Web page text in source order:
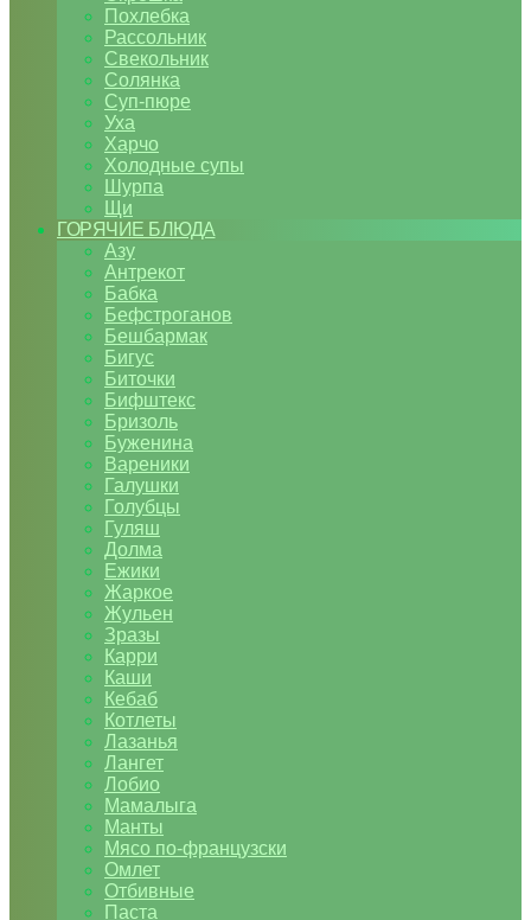
Похлебка
Рассольник
Свекольник
Солянка
Суп-пюре
Уха
Харчо
Холодные супы
Шурпа
Щи
ГОРЯЧИЕ БЛЮДА
Азу
Антрекот
Бабка
Бефстроганов
Бешбармак
Бигус
Биточки
Бифштекс
Бризоль
Буженина
Вареники
Галушки
Голубцы
Гуляш
Долма
Ежики
Жаркое
Жульен
Зразы
Карри
Каши
Кебаб
Котлеты
Лазанья
Лангет
Лобио
Мамалыга
Манты
Мясо по-французски
Омлет
Отбивные
Паста